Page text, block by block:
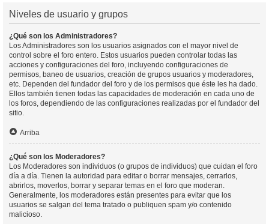
Niveles de usuario y grupos
¿Qué son los Administradores?
Los Administradores son los usuarios asignados con el mayor nivel de
control sobre el foro entero. Estos usuarios pueden controlar todas las
acciones y configuraciones del foro, incluyendo configuraciones de
permisos, baneo de usuarios, creación de grupos usuarios y moderadores,
etc. Dependen del fundador del foro y de los permisos que éste les ha dado.
Ellos también tienen todas las capacidades de moderación en cada uno de
los foros, dependiendo de las configuraciones realizadas por el fundador del
sitio.
Arriba
¿Qué son los Moderadores?
Los Moderadores son individuos (o grupos de individuos) que cuidan el foro
día a día. Tienen la autoridad para editar o borrar mensajes, cerrarlos,
abrirlos, moverlos, borrar y separar temas en el foro que moderan.
Generalmente, los moderadores están presentes para evitar que los
usuarios se salgan del tema tratado o publiquen spam y/o contenido
malicioso.